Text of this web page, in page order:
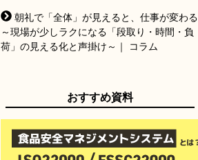
朝礼で「全体」が見えると、仕事が変わる
～現場が少しラクになる「段取り・時間・負
荷」の見える化と声掛け～｜ コラム
おすすめ資料